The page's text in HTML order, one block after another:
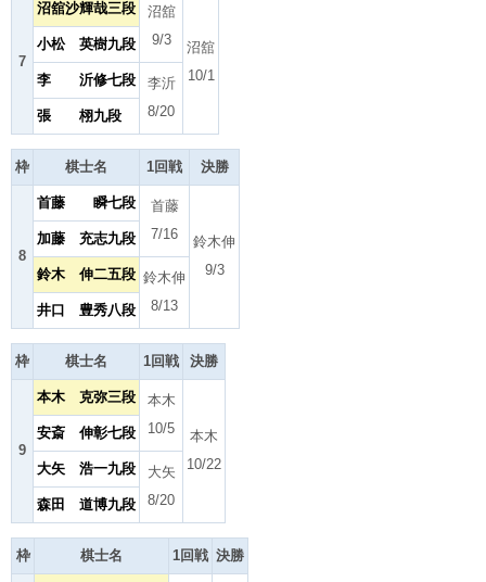
7
沼舘沙輝哉三段
沼舘
9/3
沼舘
10/1
小松 英樹九段
李 沂修七段
李沂
8/20
張 栩九段
枠 棋士名 1回戦 決勝
8
首藤 瞬七段
首藤
7/16
鈴木伸
9/3
加藤 充志九段
鈴木 伸二五段 鈴木伸
8/13
井口 豊秀八段
枠 棋士名 1回戦 決勝
9
本木 克弥三段
本木
10/5
本木
10/22
安斎 伸彰七段
大矢 浩一九段
大矢
8/20
森田 道博九段
枠 棋士名 1回戦 決勝